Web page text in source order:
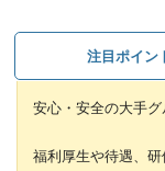
注目ポイン
安心・安全の大手グ
福利厚生や待遇、